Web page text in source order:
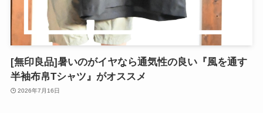
[無印良品]暑いのがイヤなら通気性の良い『風を通す
半袖布帛Tシャツ』がオススメ
2026年7月16日